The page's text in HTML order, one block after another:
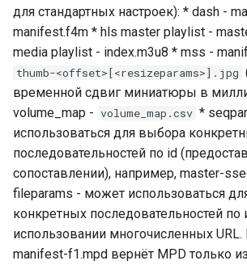
для стандартных настроек): * dash -
manifest.f4m * hls master playlist -
media playlist - index.m3u8 * mss -
thumb-<offset>[<resizeparams>].jpg
временной сдвиг миниатюры в
volume_map - volume_map.csv *
использоваться для выбора
последовательностей по id
сопоставлении), например, master-
fileparams - может использоваться
конкретных последовательностей по
использовании многочисленных
manifest-f1.mpd вернёт MPD только